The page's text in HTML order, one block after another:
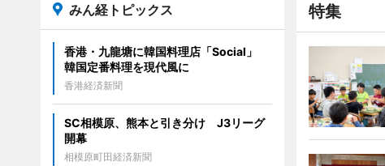
特集
みん経トピックス
香港・九龍塘に韓国料理店「Social」
韓国定番料理を現代風に
香港経済新聞
SC相模原、熊本と引き分け J3リーグ
開幕
相模原町田経済新聞